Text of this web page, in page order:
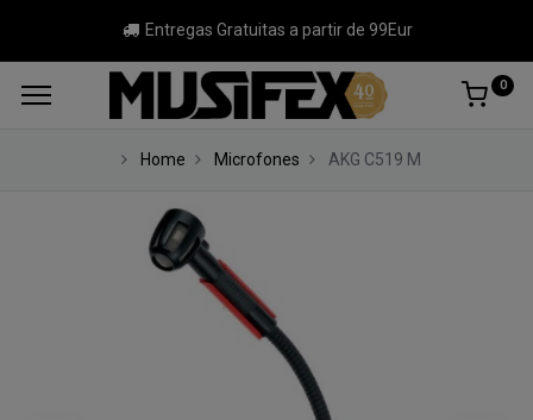
Entregas Gratuitas a partir de 99Eur
0
Home Microfones AKG C519 M